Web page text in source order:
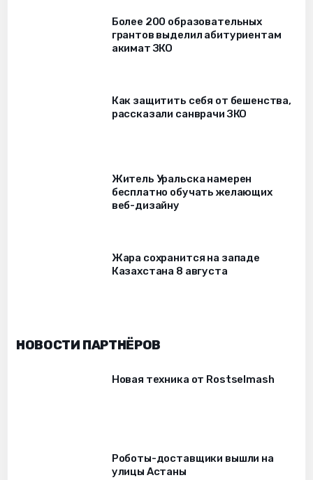
Более 200 образовательных
грантов выделил абитуриентам
акимат ЗКО
Как защитить себя от бешенства,
рассказали санврачи ЗКО
Житель Уральска намерен
бесплатно обучать желающих
веб-дизайну
Жара сохранится на западе
Казахстана 8 августа
НОВОСТИ ПАРТНЁРОВ
Новая техника от Rostselmash
Роботы-доставщики вышли на
улицы Астаны